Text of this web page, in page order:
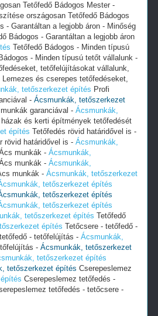
Tetőfedő Bádogos Mester -
országosan Tetőfedő Bádogos
- Garantáltan a legjobb áron - Minőség
Bádogos - Garantáltan a legjobb áron
Tetőfedő Bádogos - Minden típusú
- Minden típusú tetőt vállalunk -
tetőfelújításokat vállalunk,
Lemezes és cserepes tetőfedéseket,
tetőszerkezet építés Profi
- Ácsmunkák, tetőszerkezet
garanciával - Ácsmunkák,
és kerti építmények tetőfedését
építés Tetőfedés rövid határidővel is -
rövid határidővel is - Ácsmunkák,
munkák - Ácsmunkák,
munkák - Ácsmunkák,
munkák - Ácsmunkák, tetőszerkezet
tetőszerkezet építés
tetőszerkezet építés
tetőszerkezet építés
tetőszerkezet építés Tetőfedő
építés Tetőcsere - tetőfedő -
- tetőfelújítás - Ácsmunkák,
- Ácsmunkák, tetőszerkezet
tetőszerkezet építés
tetőszerkezet építés Cserepeslemez
Cserepeslemez tetőfedés -
tetőfedés - tetőcsere -